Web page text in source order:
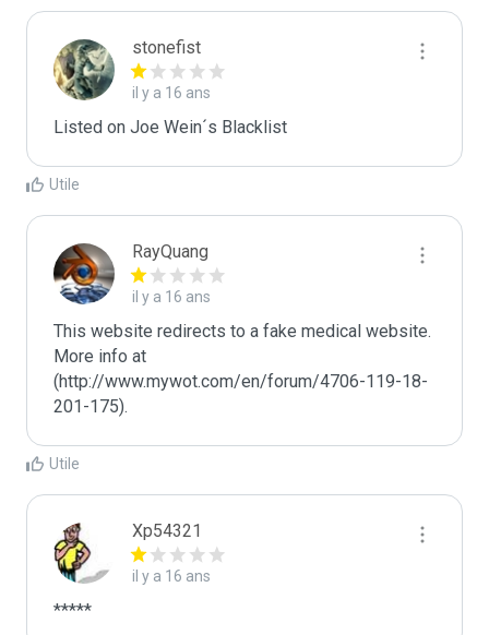
stonefist
il y a 16 ans
Listed on Joe Wein´s Blacklist
Utile
RayQuang
il y a 16 ans
This website redirects to a fake medical website.
More info at
(http://www.mywot.com/en/forum/4706-119-18-
201-175).
Utile
Xp54321
il y a 16 ans
*****